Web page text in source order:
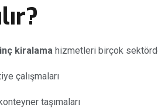
kiralama hizmetleri birçok
çalışmaları
taşımaları